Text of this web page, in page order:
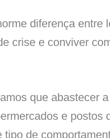
diferença entre
crise e conviver
que abastecer
e postos
de